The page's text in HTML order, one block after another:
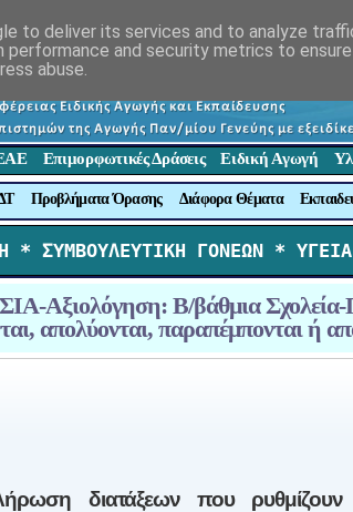
Επιμορφωτικές Δράσεις Ειδική Αγωγή
Προβλήματα Όρασης Διάφορα Θέματα
* ΣΥΜΒΟΥΛΕΥΤΙΚΗ ΓΟΝΕΩΝ *
Αξιολόγηση: Β/βάθμια Σχολεία-
απολύονται, παραπέμπονται ή
διατάξεων που ρυθμίζουν
to deliver its services and to analyze
performance and security metrics to
abuse.